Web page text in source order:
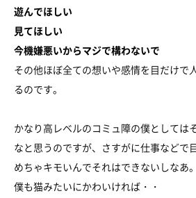
遊んでほしい
見てほしい
今機嫌悪いからマジで構わないで
その他ほぼ全ての想いや感情を目だけで
るのです。
かなり高レベルのコミュ障の僕としては
なと思うのですが、さすがに仕事などで
めちゃキモいんでそれはできないしなあ。
僕も猫みたいにかわいければ・・